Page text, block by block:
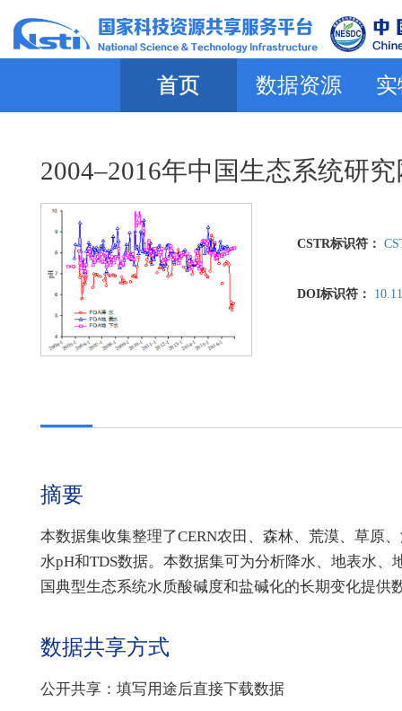
首页 数据资源
2004–2016年中国生态系统研
CSTR标识符：
DOI标识符：
摘要
本数据集收集整理了CERN农田、森林、荒漠、草原
水pH和TDS数据。本数据集可为分析降水、地表水
国典型生态系统水质酸碱度和盐碱化的长期变化提供
数据共享方式
公开共享：填写用途后直接下载数据